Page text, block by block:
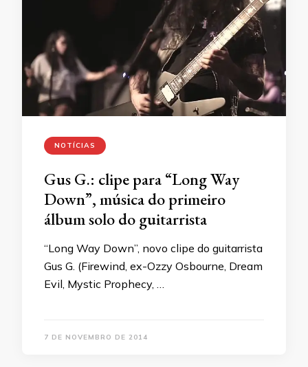
NOTÍCIAS
Gus G.: clipe para “Long Way
Down”, música do primeiro
álbum solo do guitarrista
“Long Way Down”, novo clipe do guitarrista
Gus G. (Firewind, ex-Ozzy Osbourne, Dream
Evil, Mystic Prophecy, …
7 DE NOVEMBRO DE 2014